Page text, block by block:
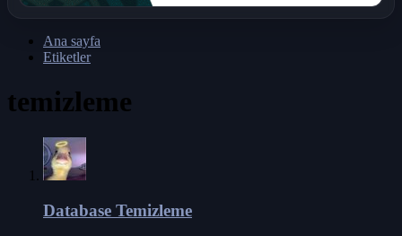
Ana sayfa
Etiketler
temizleme
Database Temizleme